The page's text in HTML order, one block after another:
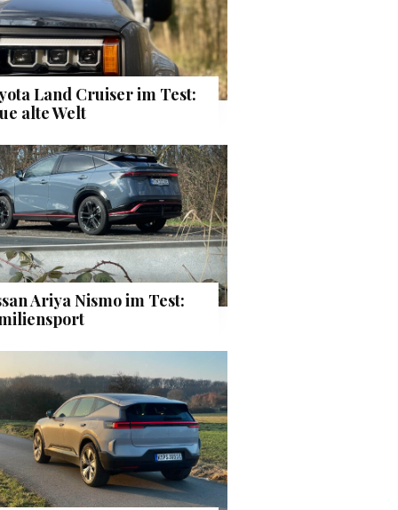
Land Cruiser im Test:
alte Welt
Ariya Nismo im Test: